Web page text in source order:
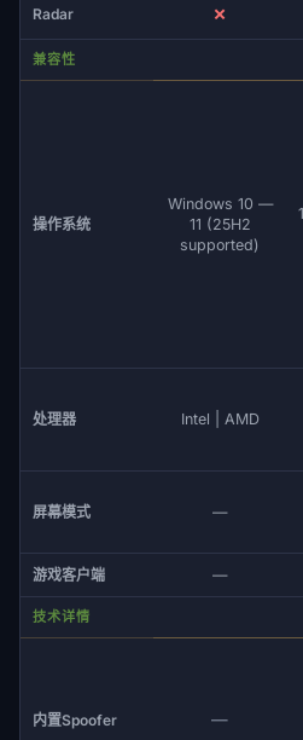
Radar ✗
兼容性
操作系统
Windows 10 —
11 (25H2
supported)
处理器 Intel | AMD
屏幕模式 —
游戏客户端 —
技术详情
内置Spoofer —